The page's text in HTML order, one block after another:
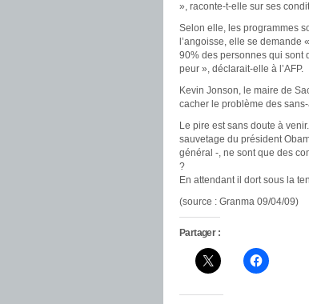
», raconte-t-elle sur ses
Selon elle, les programmes
l’angoisse, elle se
90% des personnes qui sont
peur », déclarait-elle à l’AFP.
Kevin Jonson, le maire de
cacher le problème des
Le pire est sans doute à
sauvetage du président
général -, ne sont que des
?
En attendant il dort sous la
(source : Granma 09/04/09)
Partager :